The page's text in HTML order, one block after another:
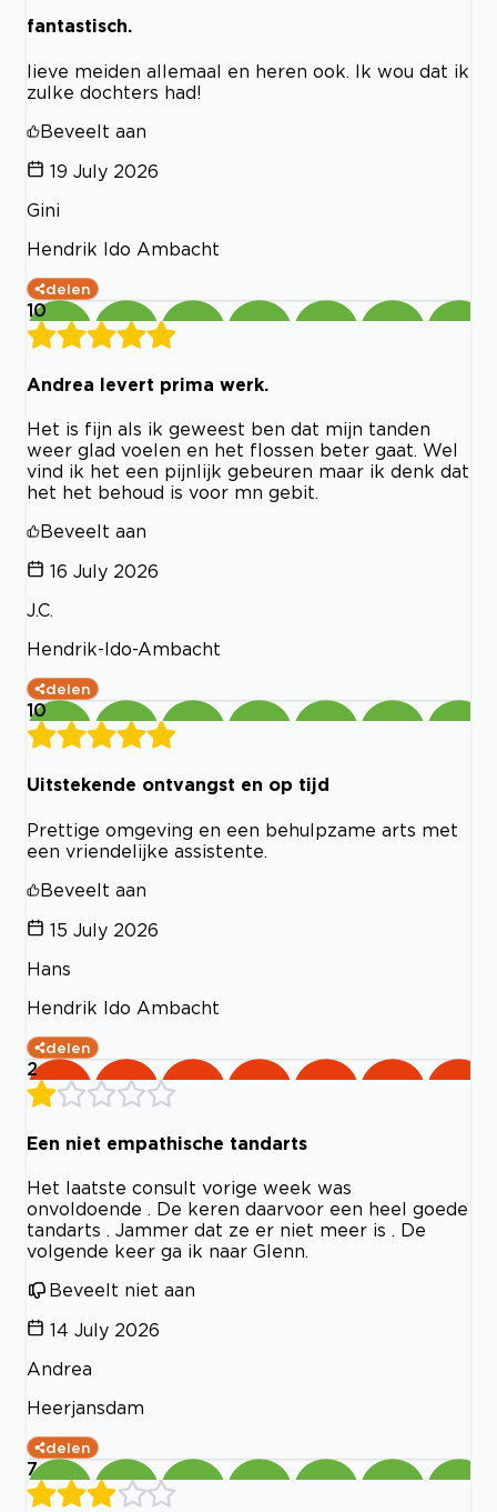
fantastisch.
lieve meiden allemaal en heren ook. Ik wou dat ik
zulke dochters had!
Beveelt aan
19 July 2026
Gini
Hendrik Ido Ambacht
delen
10
Andrea levert prima werk.
Het is fijn als ik geweest ben dat mijn tanden
weer glad voelen en het flossen beter gaat. Wel
vind ik het een pijnlijk gebeuren maar ik denk dat
het het behoud is voor mn gebit.
Beveelt aan
16 July 2026
J.C.
Hendrik-Ido-Ambacht
delen
10
Uitstekende ontvangst en op tijd
Prettige omgeving en een behulpzame arts met
een vriendelijke assistente.
Beveelt aan
15 July 2026
Hans
Hendrik Ido Ambacht
delen
2
Een niet empathische tandarts
Het laatste consult vorige week was
onvoldoende . De keren daarvoor een heel goede
tandarts . Jammer dat ze er niet meer is . De
volgende keer ga ik naar Glenn.
Beveelt niet aan
14 July 2026
Andrea
Heerjansdam
delen
7